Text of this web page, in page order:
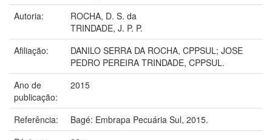
Autoria:
ROCHA, D. S. da
TRINDADE, J. P. P.
Afiliação:
DANILO SERRA DA ROCHA, CPPSUL; JOSE
PEDRO PEREIRA TRINDADE, CPPSUL.
Ano de
publicação:
2015
Referência:
Bagé: Embrapa Pecuária Sul, 2015.